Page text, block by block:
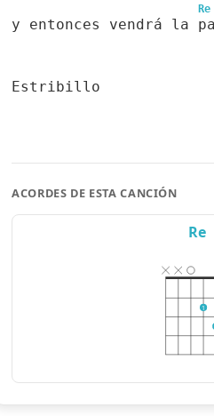
Re
y entonces vendrá la
Estribillo
ACORDES DE ESTA CANCIÓN
Re
1